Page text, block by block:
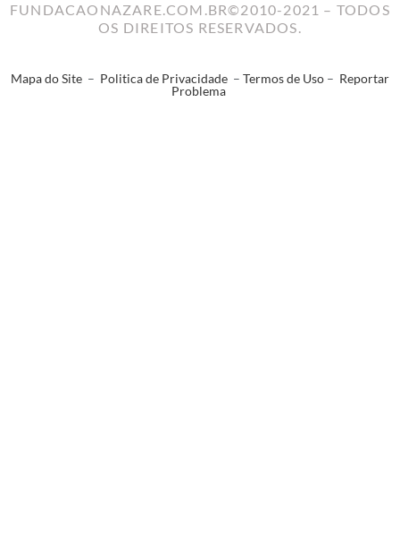
FUNDACAONAZARE.COM.BR©2010-2021 – TODOS
OS DIREITOS RESERVADOS.
Mapa do Site – Politica de Privacidade – Termos de Uso – Reportar
Problema